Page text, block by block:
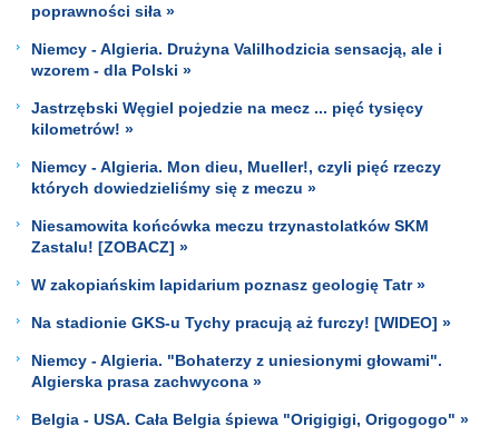
poprawności siła »
Niemcy - Algieria. Drużyna Valilhodzicia sensacją, ale i
wzorem - dla Polski »
Jastrzębski Węgiel pojedzie na mecz ... pięć tysięcy
kilometrów! »
Niemcy - Algieria. Mon dieu, Mueller!, czyli pięć rzeczy
których dowiedzieliśmy się z meczu »
Niesamowita końcówka meczu trzynastolatków SKM
Zastalu! [ZOBACZ] »
W zakopiańskim lapidarium poznasz geologię Tatr »
Na stadionie GKS-u Tychy pracują aż furczy! [WIDEO] »
Niemcy - Algieria. "Bohaterzy z uniesionymi głowami".
Algierska prasa zachwycona »
Belgia - USA. Cała Belgia śpiewa "Origigigi, Origogogo" »